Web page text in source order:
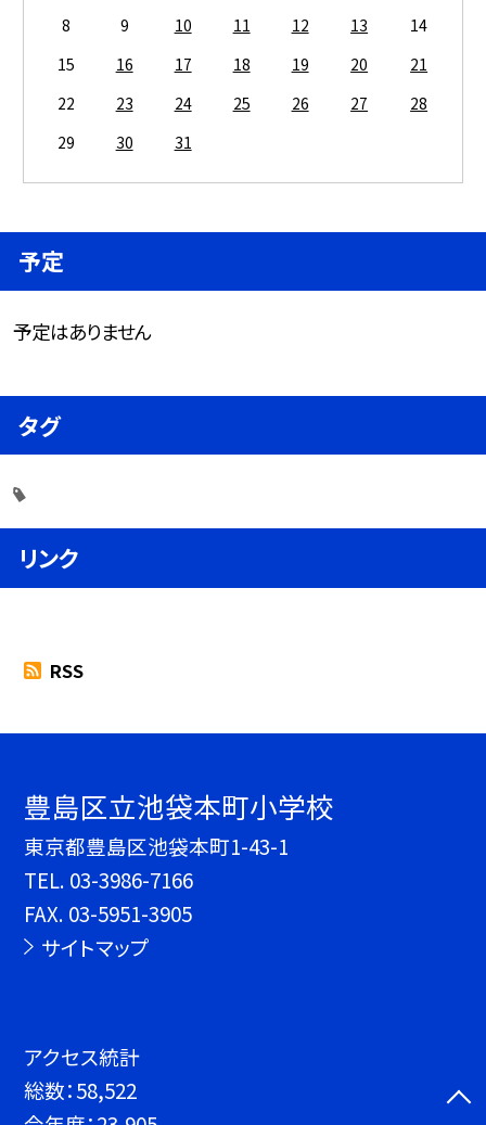
8
9 10 11 12 13
14
15
16 17 18 19 20
21
22
23 24 25 26 27
28
29
30 31
予定
予定はありません
タグ
リンク
RSS
豊島区立池袋本町小学校
東京都豊島区池袋本町1-43-1
TEL. 03-3986-7166
FAX. 03-5951-3905
サイトマップ
アクセス統計
総数：58,522